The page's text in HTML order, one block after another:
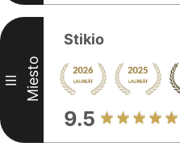
III Miesto
Stikio
9.5